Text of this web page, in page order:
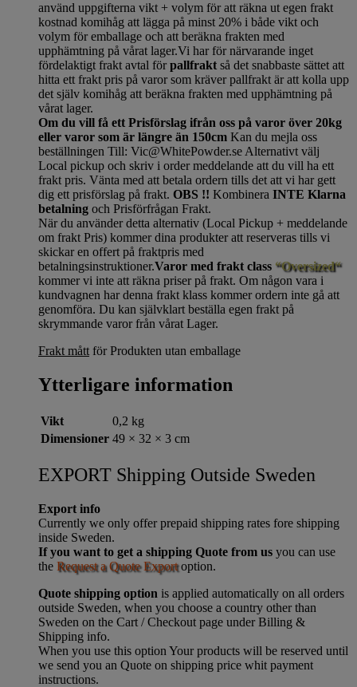
använd uppgifterna vikt + volym för att räkna ut egen frakt
kostnad komihåg att lägga på minst 20% i både vikt och
volym för emballage och att beräkna frakten med
upphämtning på vårat lager.Vi har för närvarande inget
fördelaktigt frakt avtal förpallfrakt så det snabbaste sättet att
hitta ett frakt pris på varor som kräver pallfrakt är att kolla upp
det själv komihåg att beräkna frakten med upphämtning på
vårat lager.
Om du vill få ett Prisförslag ifrån oss på varor över 20kg
eller varor som är längre än 150cm Kan du mejla oss
beställningen Till: Vic@WhitePowder.se Alternativt välj
Local pickup och skriv i order meddelande att du vill ha ett
frakt pris. Vänta med att betala ordern tills det att vi har gett
dig ett prisförslag på frakt. OBS !! Kombinera INTE Klarna
betalning och Prisförfrågan Frakt.
När du använder detta alternativ (Local Pickup + meddelande
om frakt Pris) kommer dina produkter att reserveras tills vi
skickar en offert på fraktpris med
betalningsinstruktioner.Varor med frakt class “Oversized“
kommer vi inte att räkna priser på frakt. Om någon vara i
kundvagnen har denna frakt klass kommer ordern inte gå att
genomföra. Du kan självklart beställa egen frakt på
skrymmande varor från vårat Lager.
Frakt mått för Produkten utan emballage
Ytterligare information
Vikt
0,2 kg
Dimensioner 49 × 32 × 3 cm
EXPORT Shipping Outside Sweden
Export info
Currently we only offer prepaid shipping rates fore shipping
inside Sweden.
If you want to get a shipping Quote from us you can use
the Request a Quote Exportoption.
Quote shipping option is applied automatically on all orders
outside Sweden, when you choose a country other than
Sweden on the Cart / Checkout page under Billing &
Shipping info.
When you use this option Your products will be reserved until
we send you an Quote on shipping price whit payment
instructions.